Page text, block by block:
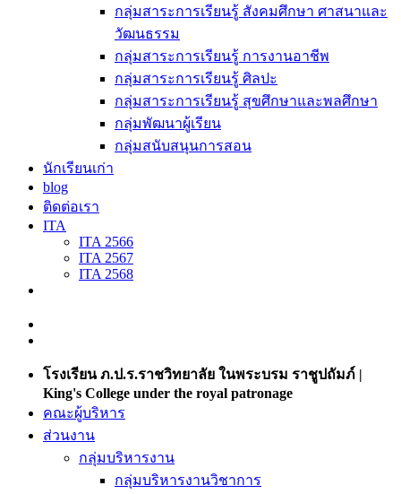
กลุ่มสาระการเรียนรู้ สังคมศึกษา ศาสนาและ
วัฒนธรรม
กลุ่มสาระการเรียนรู้ การงานอาชีพ
กลุ่มสาระการเรียนรู้ ศิลปะ
กลุ่มสาระการเรียนรู้ สุขศึกษาและพลศึกษา
กลุ่มพัฒนาผู้เรียน
กลุ่มสนับสนุนการสอน
นักเรียนเก่า
blog
ติดต่อเรา
ITA
ITA 2566
ITA 2567
ITA 2568
โรงเรียน ภ.ป.ร.ราชวิทยาลัย ในพระบรม ราชูปถัมภ์ |
King's College under the royal patronage
คณะผู้บริหาร
ส่วนงาน
กลุ่มบริหารงาน
กลุ่มบริหารงานวิชาการ